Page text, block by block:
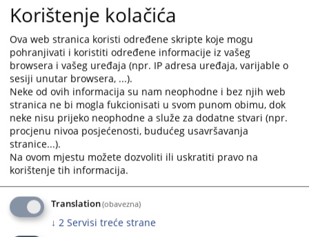
Nastavak suđenja za mjesec februar
2026. godine
30.01.2026.
Nastavak suđenja za mjesec januar
2026. godine
Nastavak suđenja za mjesec decembar
2025. godine
Korištenje kolačića
Ova web stranica koristi određene skripte koje mogu
pohranjivati i koristiti određene informacije iz vašeg
browsera i vašeg uređaja (npr. IP adresa uređaja, varijable o
sesiji unutar browsera, ...).
Neke od ovih informacija su nam neophodne i bez njih web
stranica ne bi mogla fukcionisati u svom punom obimu, dok
neke nisu prijeko neophodne a služe za dodatne stvari (npr.
procjenu nivoa posjećenosti, budućeg usavršavanja
stranice...).
Na ovom mjestu možete dozvoliti ili uskratiti pravo na
korištenje tih informacija.
Translation(obavezna)
↓ 2 Servisi treće strane